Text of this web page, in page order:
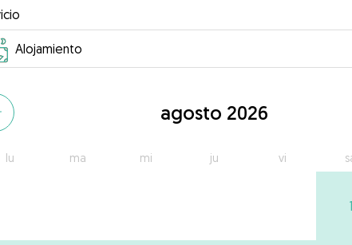
agosto 2026
lu ma mi ju vi
1